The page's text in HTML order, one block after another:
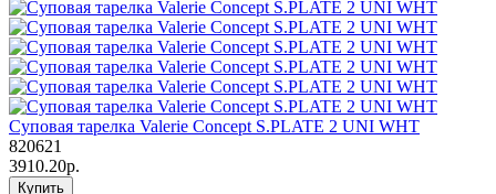
Суповая тарелка Valerie Concept S.PLATE 2 UNI WHT
820621
3910.20р.
Купить